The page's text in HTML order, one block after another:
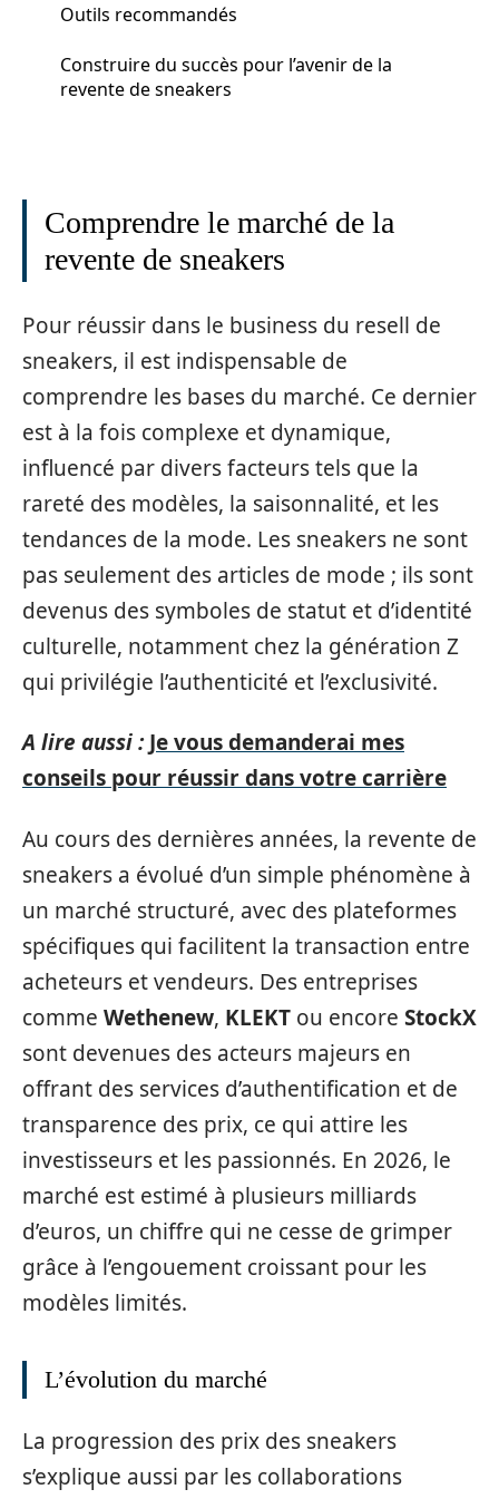
Outils recommandés
Construire du succès pour l’avenir de la
revente de sneakers
Comprendre le marché de la
revente de sneakers
Pour réussir dans le business du resell de
sneakers, il est indispensable de
comprendre les bases du marché. Ce dernier
est à la fois complexe et dynamique,
influencé par divers facteurs tels que la
rareté des modèles, la saisonnalité, et les
tendances de la mode. Les sneakers ne sont
pas seulement des articles de mode ; ils sont
devenus des symboles de statut et d’identité
culturelle, notamment chez la génération Z
qui privilégie l’authenticité et l’exclusivité.
A lire aussi : Je vous demanderai mes
conseils pour réussir dans votre carrière
Au cours des dernières années, la revente de
sneakers a évolué d’un simple phénomène à
un marché structuré, avec des plateformes
spécifiques qui facilitent la transaction entre
acheteurs et vendeurs. Des entreprises
comme Wethenew, KLEKT ou encore StockX
sont devenues des acteurs majeurs en
offrant des services d’authentification et de
transparence des prix, ce qui attire les
investisseurs et les passionnés. En 2026, le
marché est estimé à plusieurs milliards
d’euros, un chiffre qui ne cesse de grimper
grâce à l’engouement croissant pour les
modèles limités.
L’évolution du marché
La progression des prix des sneakers
s’explique aussi par les collaborations